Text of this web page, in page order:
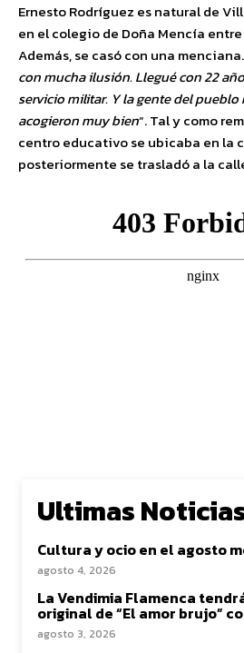
Ernesto Rodríguez es natural de
en el colegio de Doña Mencía entre
Además, se casó con una menciana.
con mucha ilusión. Llegué con 22
servicio militar. Y la gente del pueblo
acogieron muy bien“. Tal y como
centro educativo se ubicaba en la
posteriormente se trasladó a la
Ultimas
Cultura y ocio en el agosto
agosto 4, 2026
La Vendimia Flamenca
original de “El amor brujo”
agosto 3, 2026